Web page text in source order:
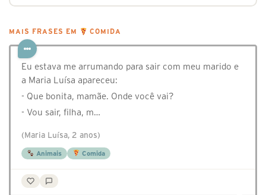
MAIS FRASES EM COMIDA
Eu estava me arrumando para sair com meu marido e
a Maria Luísa apareceu:
- Que bonita, mamãe. Onde você vai?
- Vou sair, filha, m…
(Maria Luísa, 2 anos)
Animais Comida